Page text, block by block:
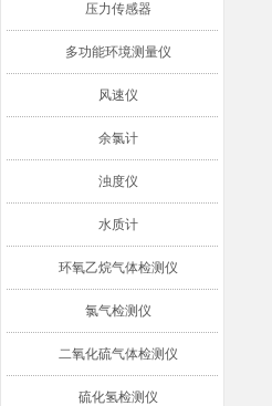
压力传感器
多功能环境测量仪
风速仪
余氯计
浊度仪
水质计
环氧乙烷气体检测仪
氯气检测仪
二氧化硫气体检测仪
硫化氢检测仪